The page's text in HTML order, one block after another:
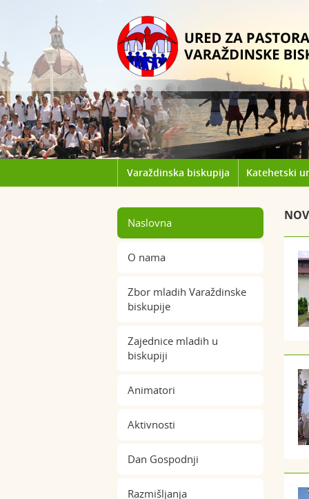
Varaždinska biskupija Katehetski
Naslovna
O nama
Zbor mladih Varaždinske
biskupije
Zajednice mladih u
biskupiji
Animatori
Aktivnosti
Dan Gospodnji
Razmišljanja